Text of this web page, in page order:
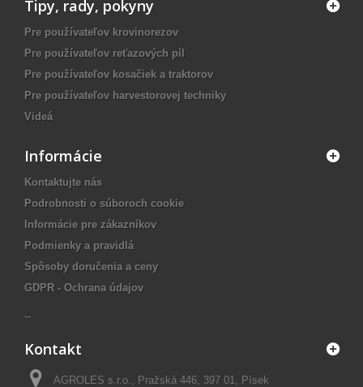
Tipy, rady, pokyny
Pre používateľov krovinorezov
Pre používateľov reťazových píl
Pre používateľov kosačiek a traktorov
Pre používateľov harvestorovej techniky
Videá
Informácie
Kontaktujte nás
Podrobnosti o súboroch cookie
Informácie pre zákazníkov
Podmienky a pravidlá
Spôsoby doručenia a ceny
GDPR - Ochrana údajov
--
Kontakt
AGROLES s.r.o., Pražská 446, 397 01, Písek